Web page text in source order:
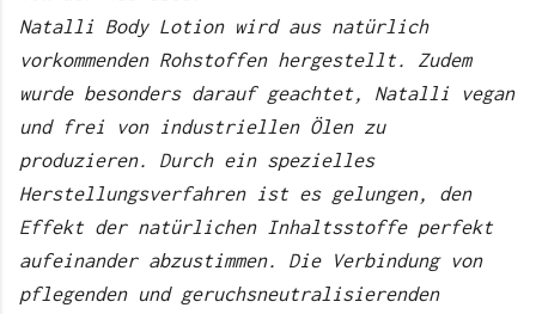
Natalli Body Lotion wird aus natürlich
vorkommenden Rohstoffen hergestellt. Zudem
wurde besonders darauf geachtet, Natalli vegan
und frei von industriellen Ölen zu
produzieren. Durch ein spezielles
Herstellungsverfahren ist es gelungen, den
Effekt der natürlichen Inhaltsstoffe perfekt
aufeinander abzustimmen. Die Verbindung von
pflegenden und geruchsneutralisierenden